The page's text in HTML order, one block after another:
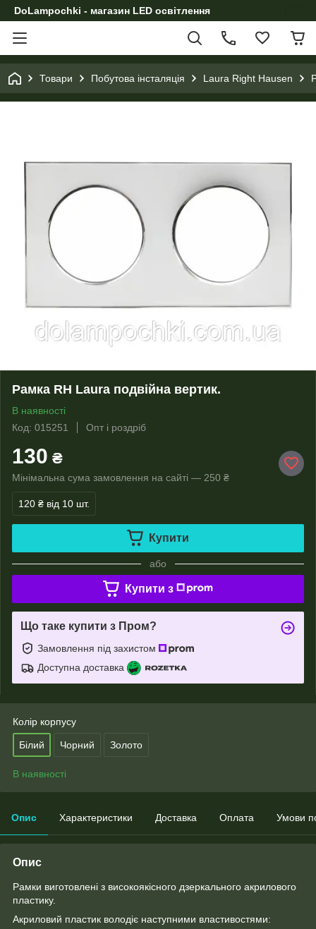
DoLampochki - магазин LED освітлення
Товари Побутова інсталяція Laura Right Hausen
Рамка RH Laura подвійна вертик.
В наявності
Код: 015251
Опт і роздріб
130 ₴
Мінімальна сума замовлення на сайті — 250 ₴
120 ₴ від 10 шт.
Купити
або
Купити з
Що таке купити з Пром?
Замовлення під захистом
Доступна доставка
Колір корпусу
Білий Чорний Золото
В наявності
Опис Характеристики Доставка Оплата Умови
Опис
Рамки виготовлені з високоякісного дзеркального акрилового
пластику.
Акриловий пластик володіє наступними властивостями: